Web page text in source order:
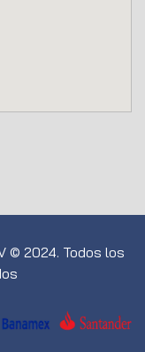
© 2024. Todos los